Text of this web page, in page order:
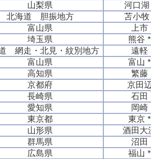
山梨県
河口
北海道 胆振地方
苫小
富山県
上市
埼玉県
熊谷 *
網走・北見・紋別地方
遠軽
富山県
富山 *
高知県
繁藤
京都府
京田
長崎県
石田
愛知県
岡崎
東京都
東京 *
山形県
酒田大
群馬県
沼田
広島県
福山 *